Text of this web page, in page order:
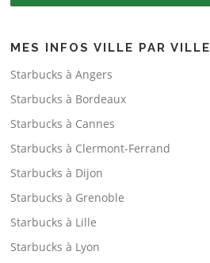
MES INFOS VILLE PAR VILLE
Starbucks à Angers
Starbucks à Bordeaux
Starbucks à Cannes
Starbucks à Clermont-Ferrand
Starbucks à Dijon
Starbucks à Grenoble
Starbucks à Lille
Starbucks à Lyon